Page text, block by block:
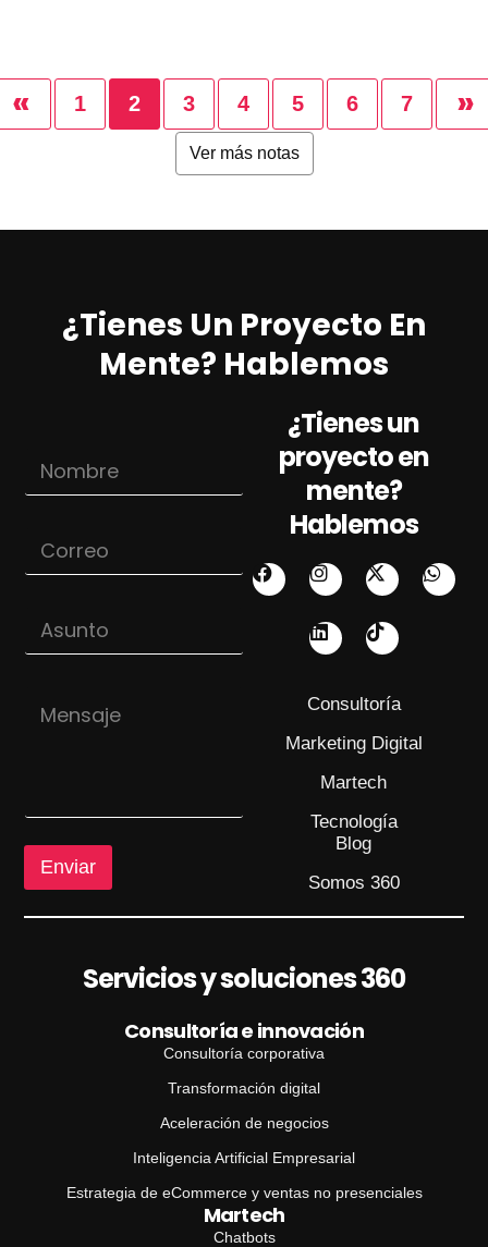
« 1 2 3 4 5 6 7 »
Ver más notas
¿Tienes Un Proyecto En
Mente? Hablemos
¿Tienes un
proyecto en
mente?
Hablemos
Consultoría
Marketing Digital
Martech
Tecnología
Blog
Somos 360
m
*
r
*
u
e
n
a
e
Enviar
Servicios y soluciones 360
Consultoría e innovación
Consultoría corporativa
Transformación digital
Aceleración de negocios
Inteligencia Artificial Empresarial
Estrategia de eCommerce y ventas no presenciales
Martech
Chatbots